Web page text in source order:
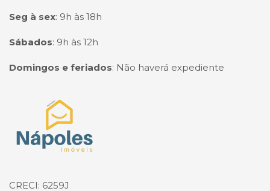
Seg à sex: 9h às 18h
Sábados: 9h às 12h
Domingos e feriados: Não haverá expediente
Página inicial
CRECI: 6259J